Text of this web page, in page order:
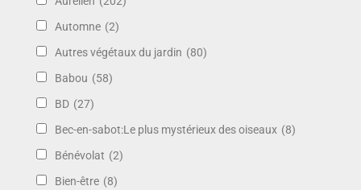
Automne (2)
Autres végétaux du jardin (80)
Babou (58)
BD (27)
Bec-en-sabot:Le plus mystérieux des oiseaux (8)
Bénévolat (2)
Bien-être (8)